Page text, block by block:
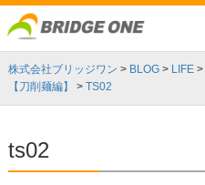
株式会社ブリッジワン > BLOG > LIFE >
【刀削麺編】
> TS02
ts02